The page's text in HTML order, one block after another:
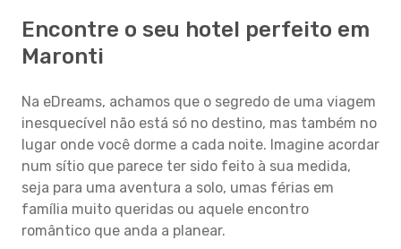
Encontre o seu hotel perfeito em
Maronti
Na eDreams, achamos que o segredo de uma viagem
inesquecível não está só no destino, mas também no
lugar onde você dorme a cada noite. Imagine acordar
num sítio que parece ter sido feito à sua medida,
seja para uma aventura a solo, umas férias em
família muito queridas ou aquele encontro
romântico que anda a planear.